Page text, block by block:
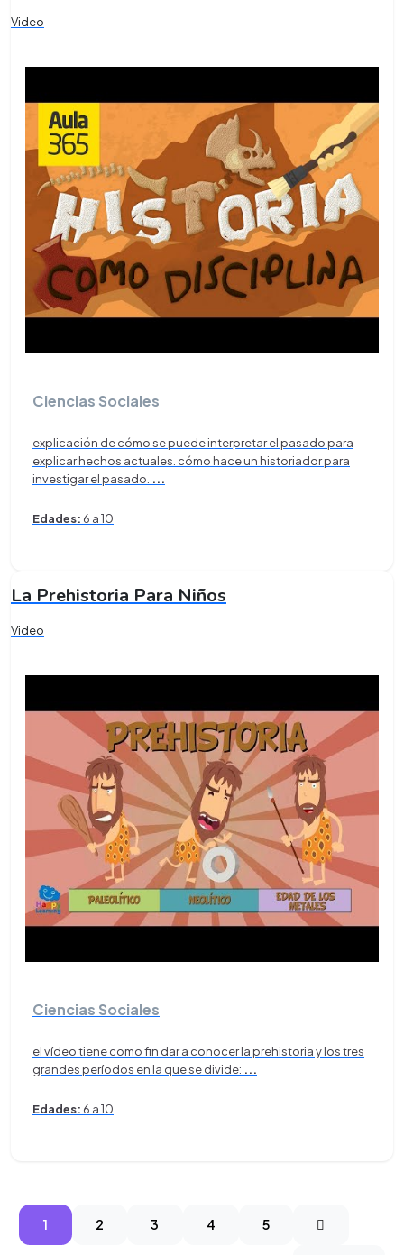
Video
Ciencias Sociales
explicación de cómo se puede interpretar el pasado para
explicar hechos actuales. cómo hace un historiador para
investigar el pasado. ...
Edades: 6 a 10
La Prehistoria Para Niños
Video
Ciencias Sociales
el vídeo tiene como fin dar a conocer la prehistoria y los tres
grandes períodos en la que se divide: ...
Edades: 6 a 10
1 2 3 4 5